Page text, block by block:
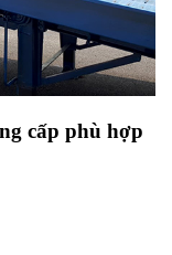
cấp phù hợp